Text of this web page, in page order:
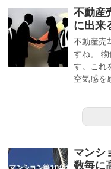
不動産
に出来
不動産売
すね。
す。これ
空気感を
マンシ
数毎に